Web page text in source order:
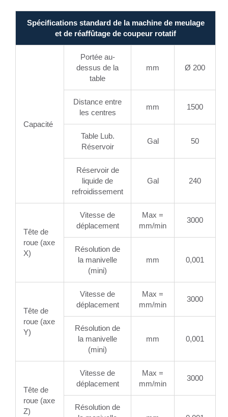
Spécifications standard de la machine de meulage
et de réaffûtage de coupeur rotatif
Capacité
Portée au-
dessus de la
table
mm Ø 200
Distance entre
les centres
mm 1500
Table Lub.
Réservoir
Gal 50
Réservoir de
liquide de
refroidissement
Gal 240
Tête de
roue (axe
X)
Vitesse de
déplacement
Max =
mm/min
3000
Résolution de
la manivelle
(mini)
mm 0,001
Tête de
roue (axe
Y)
Vitesse de
déplacement
Max =
mm/min
3000
Résolution de
la manivelle
(mini)
mm 0,001
Tête de
roue (axe
Z)
Vitesse de
déplacement
Max =
mm/min
3000
Résolution de